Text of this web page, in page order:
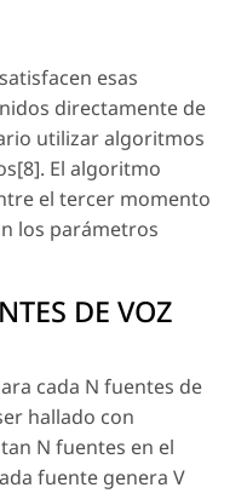
esas
directamente de
utilizar algoritmos
El algoritmo
el tercer momento
los parámetros
DE VOZ
cada N fuentes de
hallado con
N fuentes en el
fuente genera V